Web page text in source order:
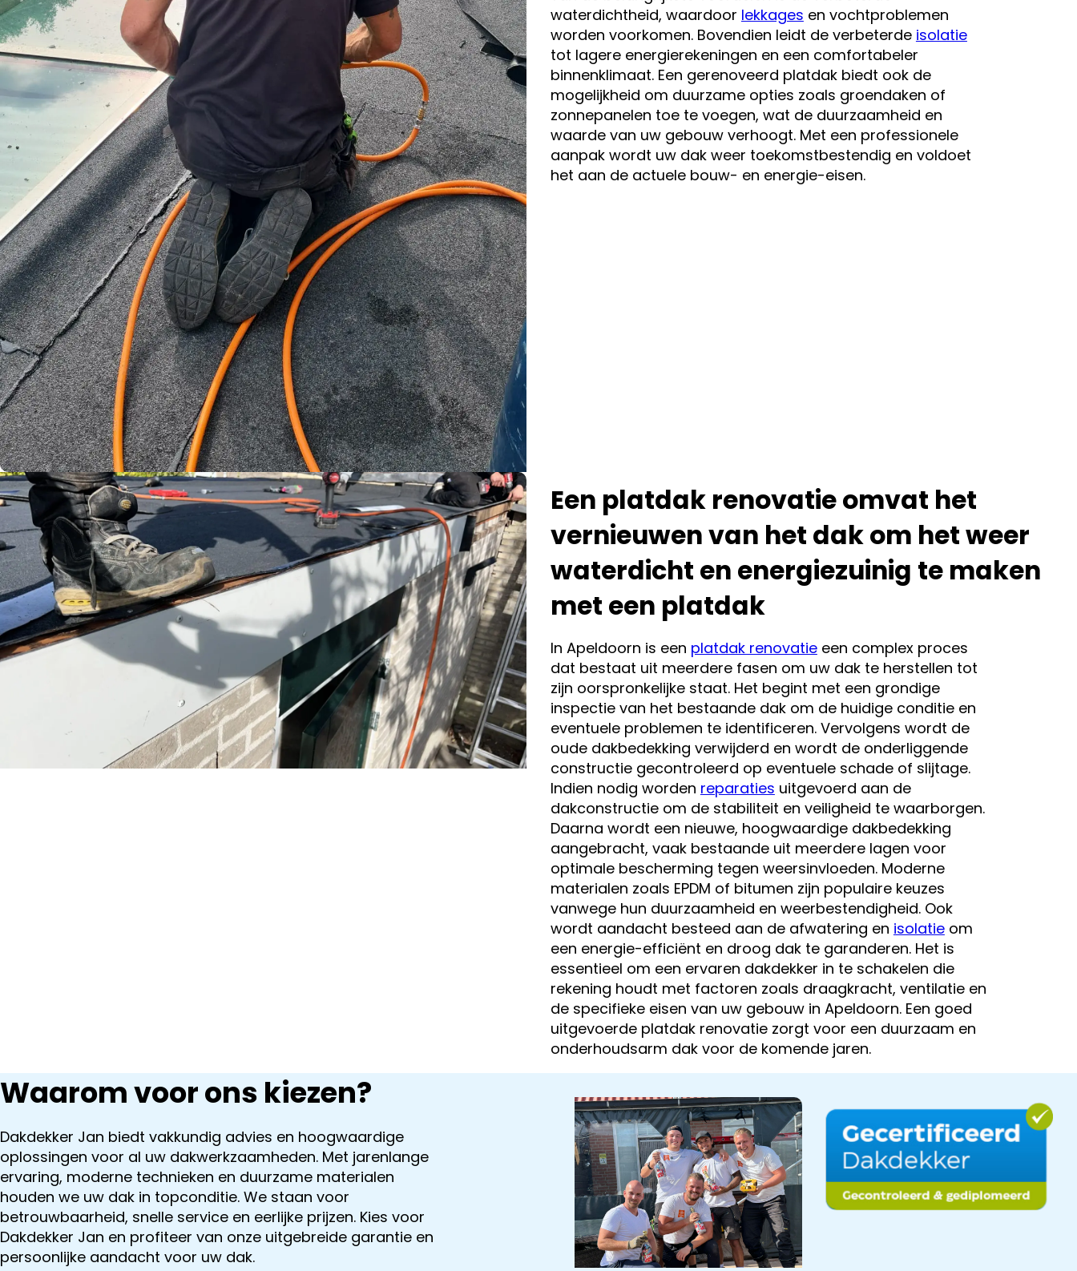
waterdichtheid, waardoor lekkages en vochtproblemen
worden voorkomen. Bovendien leidt de verbeterde isolatie
tot lagere energierekeningen en een comfortabeler
binnenklimaat. Een gerenoveerd platdak biedt ook de
mogelijkheid om duurzame opties zoals groendaken of
zonnepanelen toe te voegen, wat de duurzaamheid en
waarde van uw gebouw verhoogt. Met een professionele
aanpak wordt uw dak weer toekomstbestendig en voldoet
het aan de actuele bouw- en energie-eisen.
Een platdak renovatie omvat het
vernieuwen van het dak om het weer
waterdicht en energiezuinig te maken
met een platdak
In Apeldoorn is een platdak renovatieeen complex proces
dat bestaat uit meerdere fasen om uw dak te herstellen tot
zijn oorspronkelijke staat. Het begint met een grondige
inspectie van het bestaande dak om de huidige conditie en
eventuele problemen te identificeren. Vervolgens wordt de
oude dakbedekking verwijderd en wordt de onderliggende
constructie gecontroleerd op eventuele schade of slijtage.
Indien nodig worden reparaties uitgevoerd aan de
dakconstructie om de stabiliteit en veiligheid te waarborgen.
Daarna wordt een nieuwe, hoogwaardige dakbedekking
aangebracht, vaak bestaande uit meerdere lagen voor
optimale bescherming tegen weersinvloeden. Moderne
materialen zoals EPDM of bitumen zijn populaire keuzes
vanwege hun duurzaamheid en weerbestendigheid. Ook
wordt aandacht besteed aan de afwatering en isolatieom
een energie-efficiënt en droog dak te garanderen. Het is
essentieel om een ervaren dakdekker in te schakelen die
rekening houdt met factoren zoals draagkracht, ventilatie en
de specifieke eisen van uw gebouw in Apeldoorn. Een goed
uitgevoerde platdak renovatie zorgt voor een duurzaam en
onderhoudsarm dak voor de komende jaren.
Waarom voor ons kiezen?
Dakdekker Jan biedt vakkundig advies en hoogwaardige
oplossingen voor al uw dakwerkzaamheden. Met jarenlange
ervaring, moderne technieken en duurzame materialen
houden we uw dak in topconditie. We staan voor
betrouwbaarheid, snelle service en eerlijke prijzen. Kies voor
Dakdekker Jan en profiteer van onze uitgebreide garantie en
persoonlijke aandacht voor uw dak.